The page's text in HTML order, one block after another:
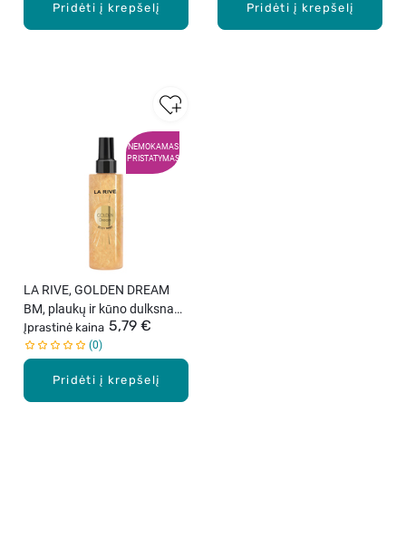
Pridėti į krepšelį Pridėti į krepšelį
NEMOKAMAS
PRISTATYMAS
Pridėti į krepšelį
LA RIVE, GOLDEN DREAM
BM, plaukų ir kūno dulksna
su blizgesiu, 200 ml
Įprastinė kaina 5,79 €
0